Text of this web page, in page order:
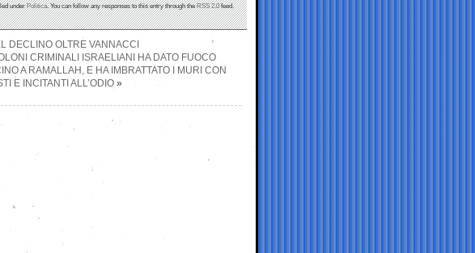
underPolitica. You can follow any responses to this entry through theRSS 2.0feed.
DECLINO OLTRE VANNACCI
CRIMINALI ISRAELIANI HA DATO FUOCO
A RAMALLAH, E HA IMBRATTATO I MURI CON
E INCITANTI ALL’ODIO »